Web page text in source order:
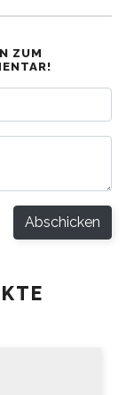
ZUM
Abschicken